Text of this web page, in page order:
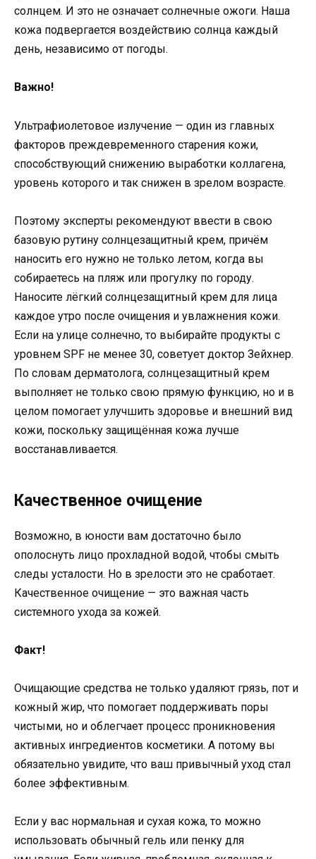
солнцем. И это не означает солнечные ожоги. Наша
кожа подвергается воздействию солнца каждый
день, независимо от погоды.
Важно!
Ультрафиолетовое излучение — один из главных
факторов преждевременного старения кожи,
способствующий снижению выработки коллагена,
уровень которого и так снижен в зрелом возрасте.
Поэтому эксперты рекомендуют ввести в свою
базовую рутину солнцезащитный крем, причём
наносить его нужно не только летом, когда вы
собираетесь на пляж или прогулку по городу.
Наносите лёгкий солнцезащитный крем для лица
каждое утро после очищения и увлажнения кожи.
Если на улице солнечно, то выбирайте продукты с
уровнем SPF не менее 30, советует доктор Зейхнер.
По словам дерматолога, солнцезащитный крем
выполняет не только свою прямую функцию, но и в
целом помогает улучшить здоровье и внешний вид
кожи, поскольку защищённая кожа лучше
восстанавливается.
Качественное очищение
Возможно, в юности вам достаточно было
ополоснуть лицо прохладной водой, чтобы смыть
следы усталости. Но в зрелости это не сработает.
Качественное очищение — это важная часть
системного ухода за кожей.
Факт!
Очищающие средства не только удаляют грязь, пот и
кожный жир, что помогает поддерживать поры
чистыми, но и облегчает процесс проникновения
активных ингредиентов косметики. А потому вы
обязательно увидите, что ваш привычный уход стал
более эффективным.
Если у вас нормальная и сухая кожа, то можно
использовать обычный гель или пенку для